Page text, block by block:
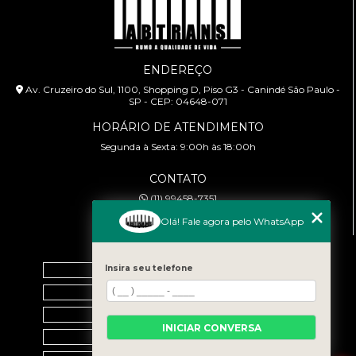
ENDEREÇO
Av. Cruzeiro do Sul, 1100, Shopping D, Piso G3 - Canindé São Paulo -
SP - CEP: 04648-071
HORÁRIO DE ATENDIMENTO
Segunda à Sexta: 9:00h às 18:00h
CONTATO
(11) 99458-7351
cursoabtrans@gmail.com
Home
Empresa
Galeria
Contato
Olá! Fale agora pelo WhatsApp
Insira seu telefone
INICIAR CONVERSA